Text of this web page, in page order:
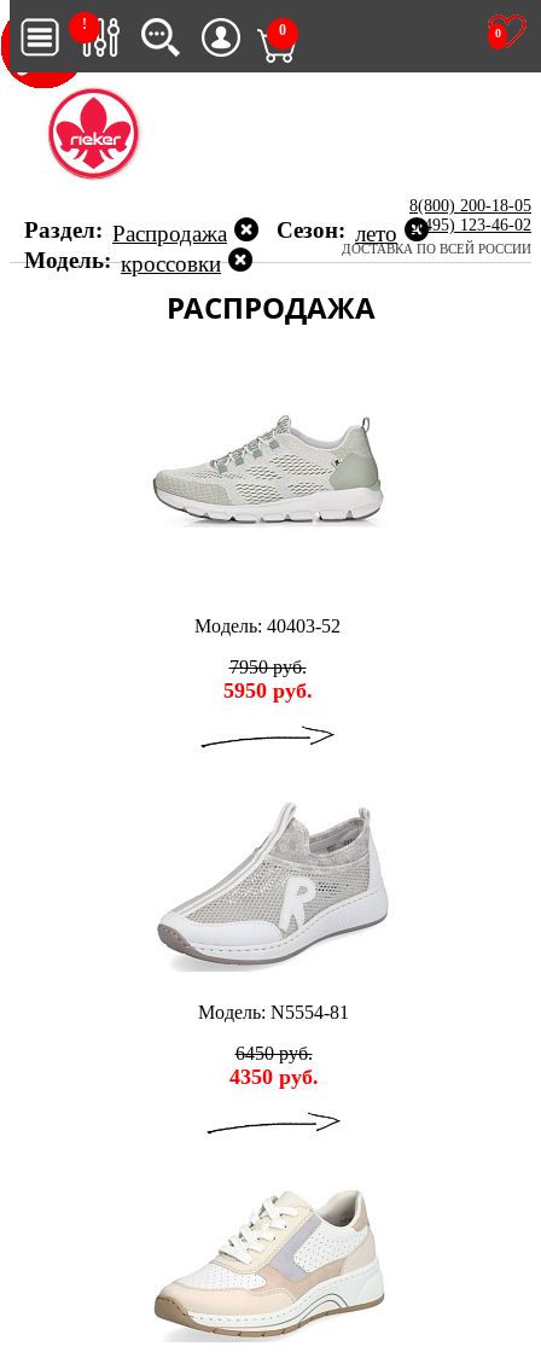
!
0
0
8(800) 200-18-05
8(495) 123-46-02
ДОСТАВКА ПО ВСЕЙ РОССИИ
Раздел: Распродажа Сезон: лето
Модель: кроссовки
РАСПРОДАЖА
Модель: 40403-52
7950 руб.
5950 руб.
Модель: N5554-81
6450 руб.
4350 руб.